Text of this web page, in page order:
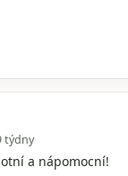
týdny
a nápomocní!